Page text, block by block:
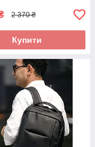
2 370 ₴
Купити